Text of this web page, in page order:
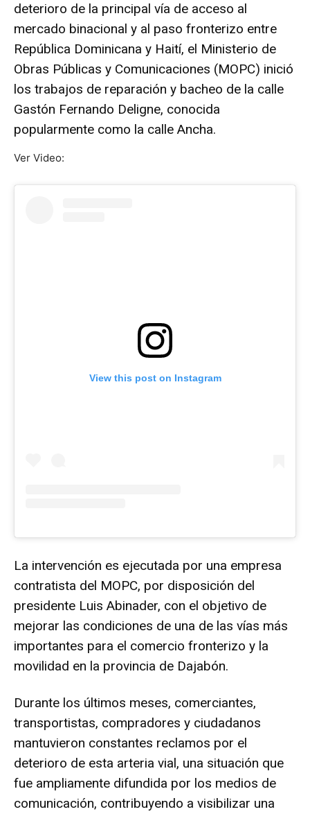
deterioro de la principal vía de acceso al
mercado binacional y al paso fronterizo entre
República Dominicana y Haití, el Ministerio de
Obras Públicas y Comunicaciones (MOPC) inició
los trabajos de reparación y bacheo de la calle
Gastón Fernando Deligne, conocida
popularmente como la calle Ancha.
Ver Video:
View this post on Instagram
La intervención es ejecutada por una empresa
contratista del MOPC, por disposición del
presidente Luis Abinader, con el objetivo de
mejorar las condiciones de una de las vías más
importantes para el comercio fronterizo y la
movilidad en la provincia de Dajabón.
Durante los últimos meses, comerciantes,
transportistas, compradores y ciudadanos
mantuvieron constantes reclamos por el
deterioro de esta arteria vial, una situación que
fue ampliamente difundida por los medios de
comunicación, contribuyendo a visibilizar una